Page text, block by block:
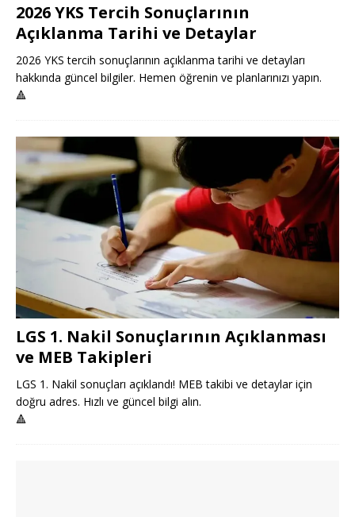
2026 YKS Tercih Sonuçlarının
Açıklanma Tarihi ve Detaylar
2026 YKS tercih sonuçlarının açıklanma tarihi ve detayları
hakkında güncel bilgiler. Hemen öğrenin ve planlarınızı yapın.
🔺
LGS 1. Nakil Sonuçlarının Açıklanması
ve MEB Takipleri
LGS 1. Nakil sonuçları açıklandı! MEB takibi ve detaylar için
doğru adres. Hızlı ve güncel bilgi alın.
🔺